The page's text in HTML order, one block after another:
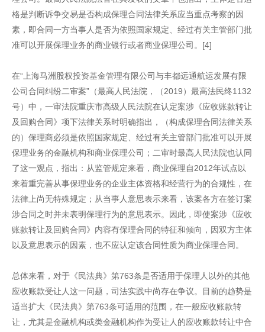
格是判断诉争交易是否构成保理合同法律关系应当重点考察的因
素，即合同一方当事人是否为依照国家规定、经过有关主管部门批
准可以开展保理业务的商业银行或者商业保理公司。[4]
在“上海马洲股权投资基金管理有限公司与丰都远通航运发展有限
公司合同纠纷二审案”（最高人民法院，（2019）最高法民终1132
号）中，一审法院重庆市高级人民法院在认定案涉《应收账款转让
及回购合同》项下法律关系时明确指出，（构成保理合同法律关系
的）保理商必须是依照国家规定、经过有关主管部门批准可以开展
保理业务的金融机构和商业保理公司；二审时最高人民法院也认同
了这一观点，指出：从监管规定来看，商业保理自2012年试点以
来着重完善从事保理业务的企业主体资格和经营行为的合规性，在
法律上尚无特殊规定；从当事人意思表示来看，该案各方在签订案
涉合同之时并未表明保理行为的意思表示。因此，即使案涉《应收
账款转让及回购合同》内容有保理合同的特征和倾向，因双方主体
以及意思表示的因素，也不应认定该合同性质为商业保理合同。
总体来看，对于《民法典》第763条是否适用于保理人以外的其他
应收账款受让人这一问题，司法实践中尚存在争议。目前的趋势是
适当扩大《民法典》第763条可适用的范围，在一般应收账款转
让，尤其是金融机构或类金融机构作为受让人的应收账款转让中合